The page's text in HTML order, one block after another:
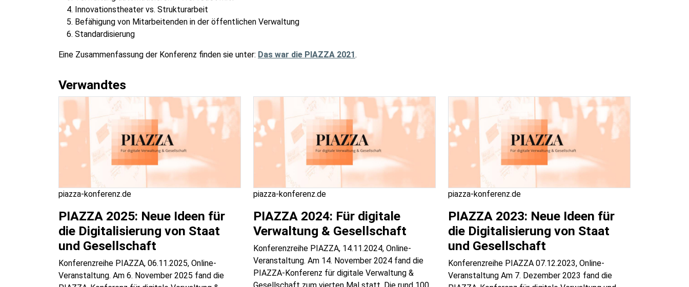
Innovationstheater vs. Strukturarbeit
Befähigung von Mitarbeitenden in der öffentlichen Verwaltung
Standardisierung
Eine Zusammenfassung der Konferenz finden sie unter: Das war die PIAZZA 2021.
Verwandtes
piazza-konferenz.de
PIAZZA 2025: Neue Ideen für
die Digitalisierung von Staat
und Gesellschaft
Konferenzreihe PIAZZA, 06.11.2025, Online-
Veranstaltung. Am 6. November 2025 fand die
piazza-konferenz.de
PIAZZA 2024: Für digitale
Verwaltung & Gesellschaft
Konferenzreihe PIAZZA, 14.11.2024, Online-
Veranstaltung. Am 14. November 2024 fand die
PIAZZA-Konferenz für digitale Verwaltung &
Gesellschaft zum vierten Mal statt. Die rund 100
piazza-konferenz.de
PIAZZA 2023: Neue Ideen für
die Digitalisierung von Staat
und Gesellschaft
Konferenzreihe PIAZZA 07.12.2023, Online-
Veranstaltung Am 7. Dezember 2023 fand die